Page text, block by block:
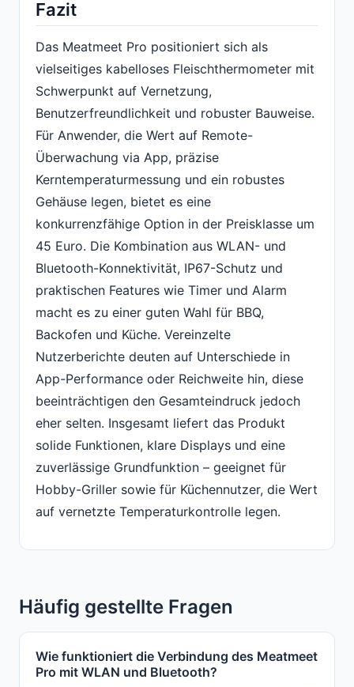
Fazit
Das Meatmeet Pro positioniert sich als
vielseitiges kabelloses Fleischthermometer mit
Schwerpunkt auf Vernetzung,
Benutzerfreundlichkeit und robuster Bauweise.
Für Anwender, die Wert auf Remote-
Überwachung via App, präzise
Kerntemperaturmessung und ein robustes
Gehäuse legen, bietet es eine
konkurrenzfähige Option in der Preisklasse um
45 Euro. Die Kombination aus WLAN- und
Bluetooth-Konnektivität, IP67-Schutz und
praktischen Features wie Timer und Alarm
macht es zu einer guten Wahl für BBQ,
Backofen und Küche. Vereinzelte
Nutzerberichte deuten auf Unterschiede in
App-Performance oder Reichweite hin, diese
beeinträchtigen den Gesamteindruck jedoch
eher selten. Insgesamt liefert das Produkt
solide Funktionen, klare Displays und eine
zuverlässige Grundfunktion – geeignet für
Hobby-Griller sowie für Küchennutzer, die Wert
auf vernetzte Temperaturkontrolle legen.
Häufig gestellte Fragen
Wie funktioniert die Verbindung des Meatmeet
Pro mit WLAN und Bluetooth?